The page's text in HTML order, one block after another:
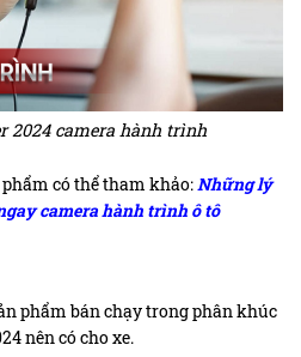
2024 camera hành trình
có thể tham khảo:Những lý
camera hành trình ô tô
phẩm bán chạy trong phân khúc
nên có cho xe.